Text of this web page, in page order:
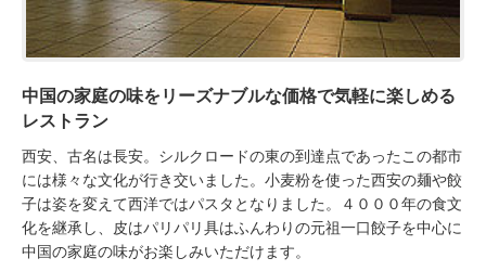
中国の家庭の味をリーズナブルな価格で気軽に楽しめる
レストラン
西安、古名は長安。シルクロードの東の到達点であったこの都市
には様々な文化が行き交いました。小麦粉を使った西安の麺や餃
子は姿を変えて西洋ではパスタとなりました。４０００年の食文
化を継承し、皮はパリパリ具はふんわりの元祖一口餃子を中心に
中国の家庭の味がお楽しみいただけます。